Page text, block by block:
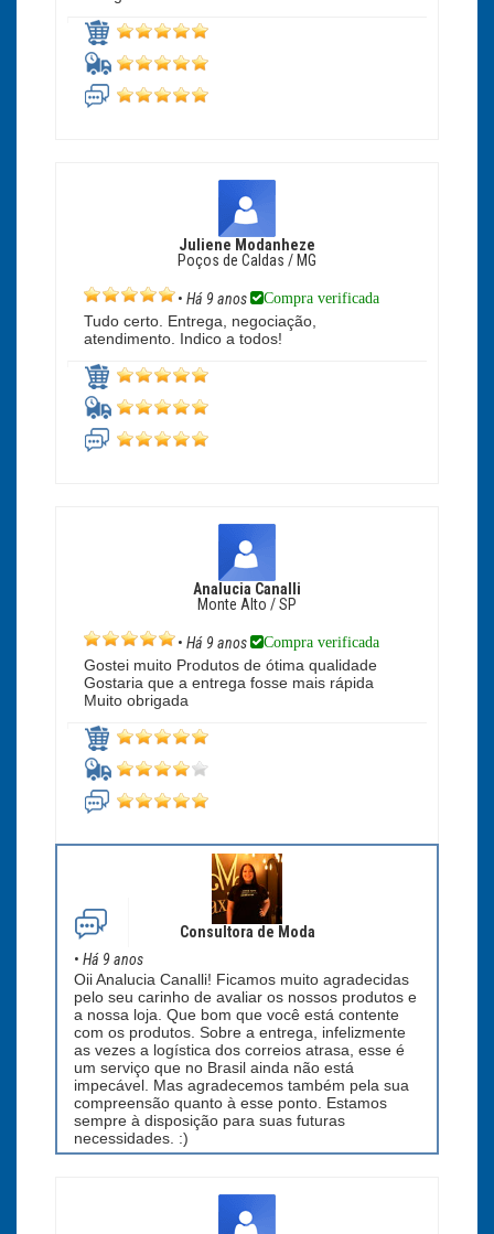
Juliene Modanheze
Poços de Caldas / MG
• Há 9 anos Compra verificada
Tudo certo. Entrega, negociação,
atendimento. Indico a todos!
Analucia Canalli
Monte Alto / SP
• Há 9 anos Compra verificada
Gostei muito Produtos de ótima qualidade
Gostaria que a entrega fosse mais rápida
Muito obrigada
Consultora de Moda
• Há 9 anos
Oii Analucia Canalli! Ficamos muito agradecidas
pelo seu carinho de avaliar os nossos produtos e
a nossa loja. Que bom que você está contente
com os produtos. Sobre a entrega, infelizmente
as vezes a logística dos correios atrasa, esse é
um serviço que no Brasil ainda não está
impecável. Mas agradecemos também pela sua
compreensão quanto à esse ponto. Estamos
sempre à disposição para suas futuras
necessidades. :)